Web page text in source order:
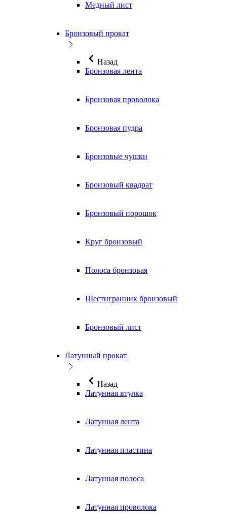
Медный лист
Бронзовый прокат
Назад
Бронзовая лента
Бронзовая проволока
Бронзовая пудра
Бронзовые чушки
Бронзовый квадрат
Бронзовый порошок
Круг бронзовый
Полоса бронзовая
Шестигранник бронзовый
Бронзовый лист
Латунный прокат
Назад
Латунная втулка
Латунная лента
Латунная пластина
Латунная полоса
Латунная проволока